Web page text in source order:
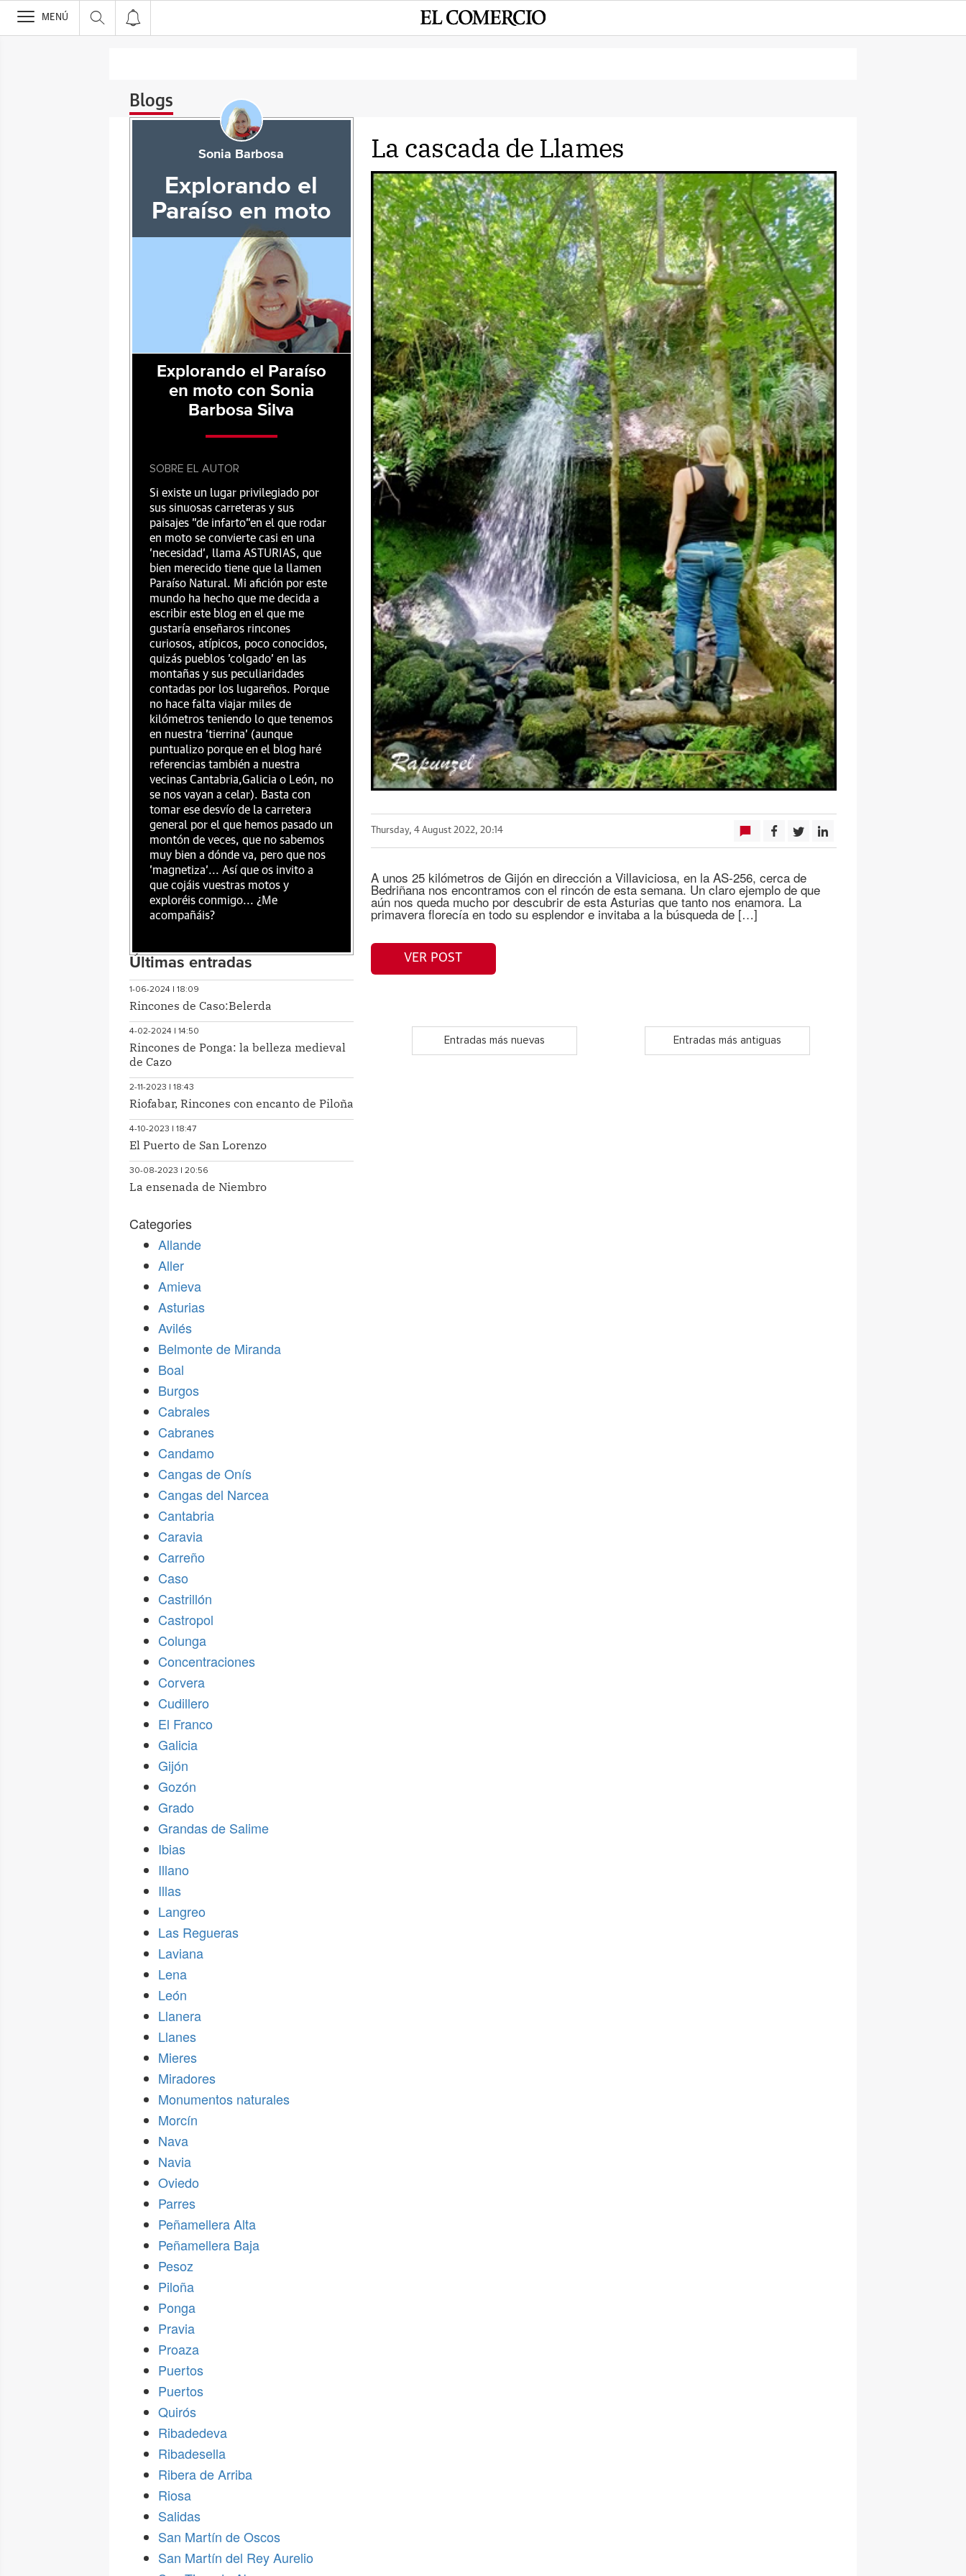
>
MENÚ
Blogs
La cascada de Llames
Thursday, 4 August 2022, 20:14
A unos 25 kilómetros de Gijón en dirección a Villaviciosa, en la AS-256, cerca de
Bedriñana nos encontramos con el rincón de esta semana. Un claro ejemplo de que
aún nos queda mucho por descubrir de esta Asturias que tanto nos enamora. La
primavera florecía en todo su esplendor e invitaba a la búsqueda de […]
VER POST
Entradas más nuevas Entradas más antiguas
Sonia Barbosa
Explorando el
Paraíso en moto
Explorando el Paraíso
en moto con Sonia
Barbosa Silva
SOBRE EL AUTOR
Si existe un lugar privilegiado por
sus sinuosas carreteras y sus
paisajes "de infarto"en el que rodar
en moto se convierte casi en una
'necesidad', llama ASTURIAS, que
bien merecido tiene que la llamen
Paraíso Natural. Mi afición por este
mundo ha hecho que me decida a
escribir este blog en el que me
gustaría enseñaros rincones
curiosos, atípicos, poco conocidos,
quizás pueblos 'colgado' en las
montañas y sus peculiaridades
contadas por los lugareños. Porque
no hace falta viajar miles de
kilómetros teniendo lo que tenemos
en nuestra 'tierrina' (aunque
puntualizo porque en el blog haré
referencias también a nuestra
vecinas Cantabria,Galicia o León, no
se nos vayan a celar). Basta con
tomar ese desvío de la carretera
general por el que hemos pasado un
montón de veces, que no sabemos
muy bien a dónde va, pero que nos
'magnetiza'... Así que os invito a
que cojáis vuestras motos y
exploréis conmigo... ¿Me
acompañáis?
Últimas entradas
1-06-2024 | 18:09
Rincones de Caso:Belerda
4-02-2024 | 14:50
Rincones de Ponga: la belleza medieval
de Cazo
2-11-2023 | 18:43
Riofabar, Rincones con encanto de Piloña
4-10-2023 | 18:47
El Puerto de San Lorenzo
30-08-2023 | 20:56
La ensenada de Niembro
Categories
Allande
Aller
Amieva
Asturias
Avilés
Belmonte de Miranda
Boal
Burgos
Cabrales
Cabranes
Candamo
Cangas de Onís
Cangas del Narcea
Cantabria
Caravia
Carreño
Caso
Castrillón
Castropol
Colunga
Concentraciones
Corvera
Cudillero
El Franco
Galicia
Gijón
Gozón
Grado
Grandas de Salime
Ibias
Illano
Illas
Langreo
Las Regueras
Laviana
Lena
León
Llanera
Llanes
Mieres
Miradores
Monumentos naturales
Morcín
Nava
Navia
Oviedo
Parres
Peñamellera Alta
Peñamellera Baja
Pesoz
Piloña
Ponga
Pravia
Proaza
Puertos
Puertos
Quirós
Ribadedeva
Ribadesella
Ribera de Arriba
Riosa
Salidas
San Martín de Oscos
San Martín del Rey Aurelio